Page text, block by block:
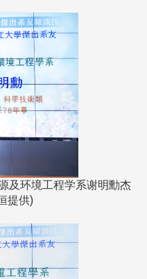
及环境工程学系谢明勳杰
提供)​​​​​​​